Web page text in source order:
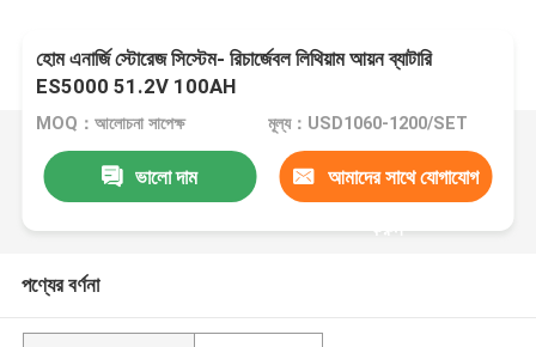
হোম এনার্জি স্টোরেজ সিস্টেম- রিচার্জেবল লিথিয়াম আয়ন ব্যাটারি
ES5000 51.2V 100AH
MOQ：আলোচনা সাপেক্ষ মূল্য：USD1060-1200/SET
ভালো দাম আমাদের সাথে যোগাযোগ
করুন
পণ্যের বর্ণনা